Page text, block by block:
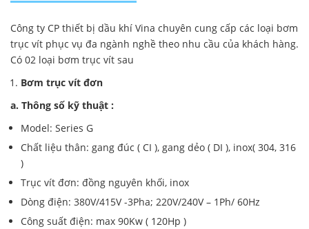
Công ty CP thiết bị dầu khí Vina chuyên cung cấp các loại bơm
trục vít phục vụ đa ngành nghề theo nhu cầu của khách hàng.
Có 02 loại bơm trục vít sau
Bơm trục vít đơn
a. Thông số kỹ thuật :
Model: Series G
Chất liệu thân: gang đúc ( CI ), gang dẻo ( DI ), inox( 304, 316
)
Trục vít đơn: đồng nguyên khối, inox
Dòng điện: 380V/415V -3Pha; 220V/240V – 1Ph/ 60Hz
Công suất điện: max 90Kw ( 120Hp )